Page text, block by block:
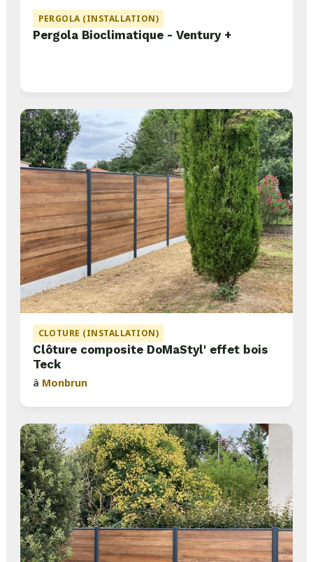
PERGOLA (INSTALLATION)
Pergola Bioclimatique - Ventury +
CLOTURE (INSTALLATION)
Clôture composite DoMaStyl' effet bois
Teck
à Monbrun